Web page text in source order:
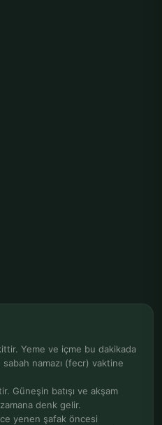
Yeme ve içme bu dakikada
namazı (fecr) vaktine
Güneşin batışı ve akşam
denk gelir.
yenen şafak öncesi